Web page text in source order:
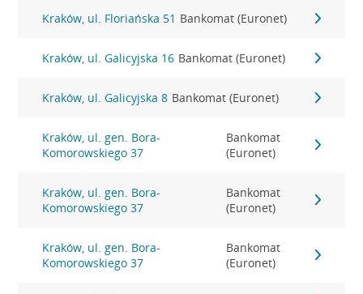
Kraków, ul. Floriańska 51 Bankomat (Euronet)
Kraków, ul. Galicyjska 16 Bankomat (Euronet)
Kraków, ul. Galicyjska 8 Bankomat (Euronet)
Kraków, ul. gen. Bora-
Komorowskiego 37
Bankomat
(Euronet)
Kraków, ul. gen. Bora-
Komorowskiego 37
Bankomat
(Euronet)
Kraków, ul. gen. Bora-
Komorowskiego 37
Bankomat
(Euronet)